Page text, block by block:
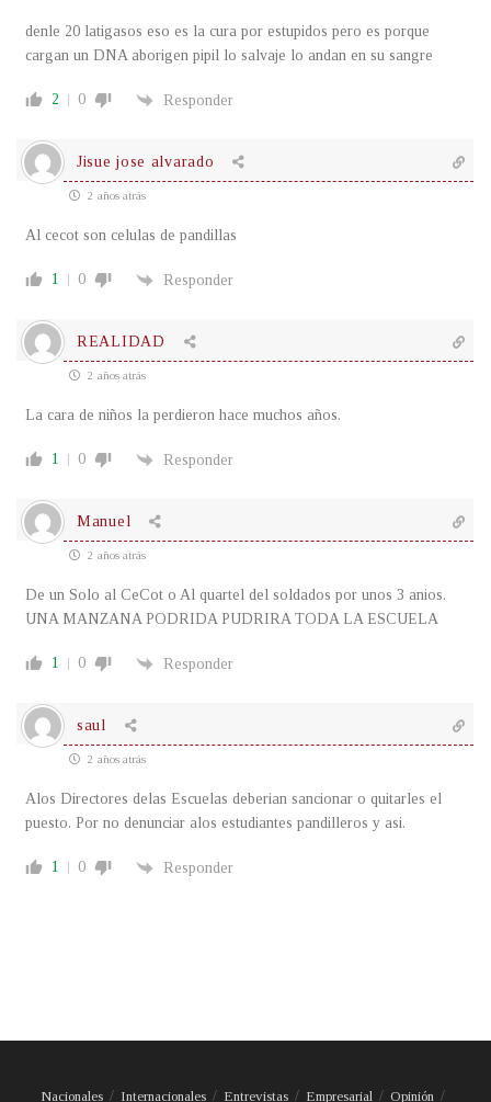
denle 20 latigasos eso es la cura por estupidos pero es porque
cargan un DNA aborigen pipil lo salvaje lo andan en su sangre
2 0 Responder
Jisue jose alvarado
2 años atrás
Al cecot son celulas de pandillas
1 0 Responder
REALIDAD
2 años atrás
La cara de niños la perdieron hace muchos años.
1 0 Responder
Manuel
2 años atrás
De un Solo al CeCot o Al quartel del soldados por unos 3 anios.
UNA MANZANA PODRIDA PUDRIRA TODA LA ESCUELA
1 0 Responder
saul
2 años atrás
Alos Directores delas Escuelas deberian sancionar o quitarles el
puesto. Por no denunciar alos estudiantes pandilleros y asi.
1 0 Responder
Nacionales Internacionales Entrevistas Empresarial Opinión